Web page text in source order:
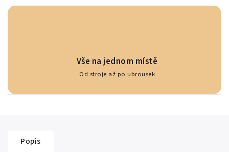
Vše na jednom místě
Od stroje až po ubrousek
Popis